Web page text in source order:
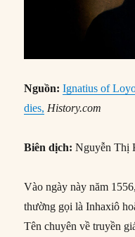
Nguồn: Ignatius of
dies, History.com
Biên dịch: Nguyễn Thị
Vào ngày này năm
thường gọi là Inhaxiô
Tên chuyên về truyền